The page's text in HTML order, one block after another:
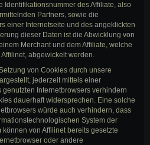
des Affiliate, also
Partners, sowie die
einer Internetseite und des angeklickten
dieser Daten ist die Abwicklung von
Merchant und dem Affiliate, welche
abgewickelt werden.
von Cookies durch unsere
jederzeit mittels einer
Internetbrowsers verhindern
dauerhaft widersprechen. Eine solche
würde auch verhindern, dass
System der
von Affilinet bereits gesetzte
oder andere